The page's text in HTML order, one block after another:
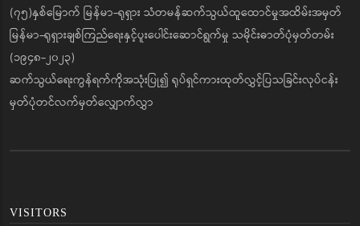
(၇၅)နှစ်မြောက် မြန်မာ-ရုရှား သံတမန်ဆက်သွယ်ထူထောင်မှုအထိမ်းအမှတ်
မြန်မာ-ရုရှားချစ်ကြည်ရေးနှင့်ပူးပေါင်းဆောင်ရွက်မှု သမိုင်းဓာတ်ပုံမှတ်တမ်း
(၁၉၄၈-၂၀၂၃)
ဆက်သွယ်ရေးကွန်ရက်ကိုအသုံးပြု၍ ရုပ်ရှင်ကားထုတ်လွှင့်ပြသခြင်းလုပ်ငန်း
မှတ်ပုံတင်လက်မှတ်လျှောက်လွှာ
VISITORS